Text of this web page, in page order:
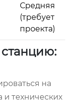
Средняя
(требует
проекта)
на
и технических